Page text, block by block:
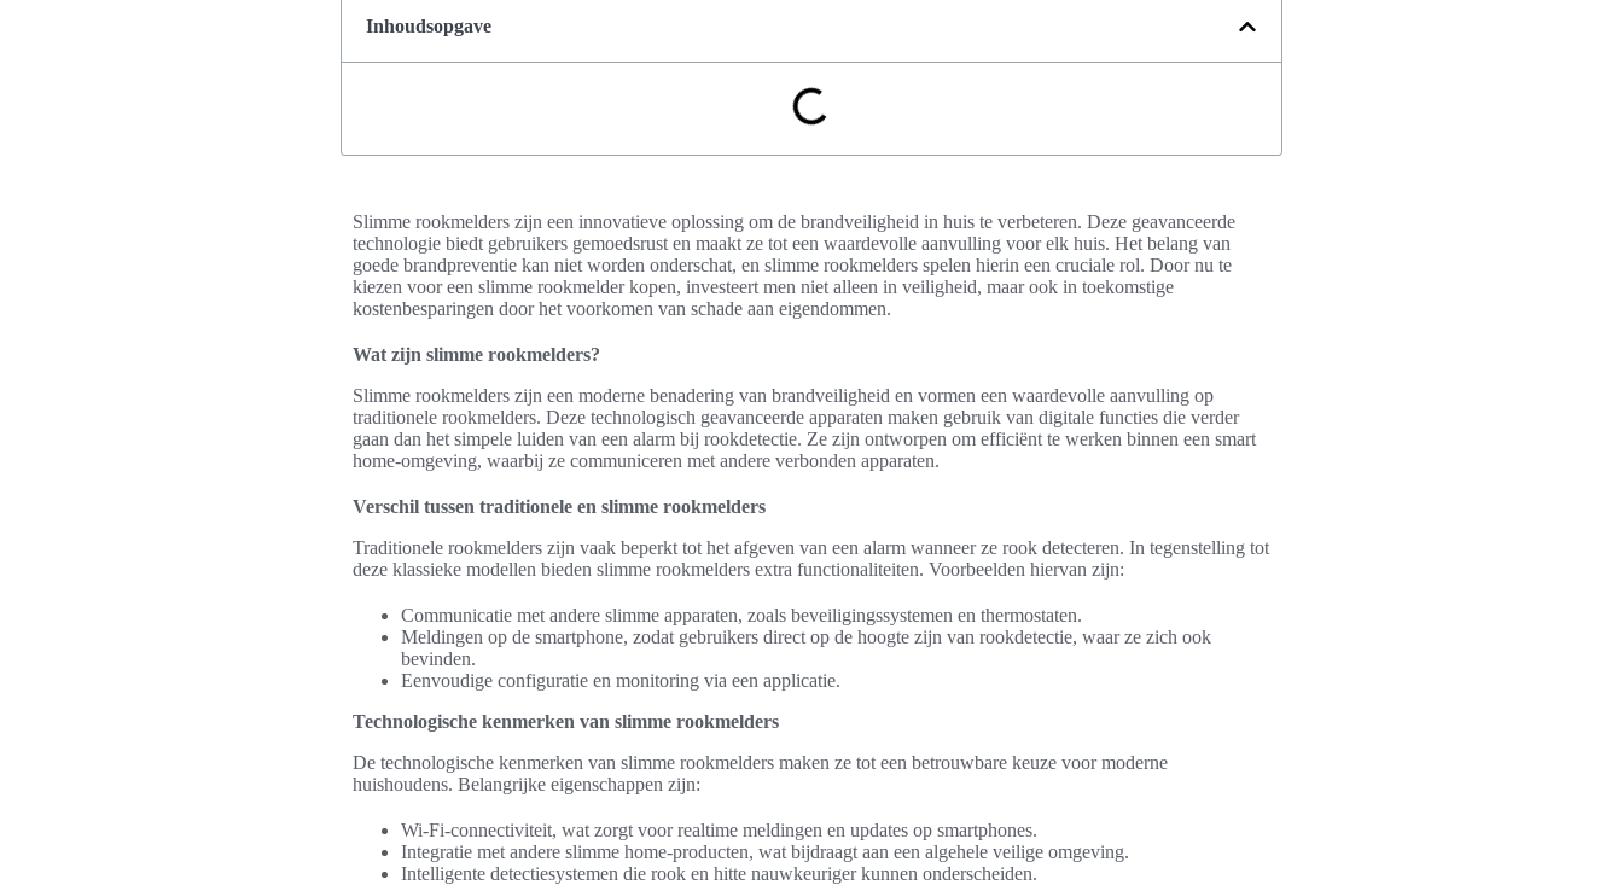
Inhoudsopgave
Slimme rookmelders zijn een innovatieve oplossing om de brandveiligheid in huis te verbeteren. Deze geavanceerde
technologie biedt gebruikers gemoedsrust en maakt ze tot een waardevolle aanvulling voor elk huis. Het belang van
goede brandpreventie kan niet worden onderschat, en slimme rookmelders spelen hierin een cruciale rol. Door nu te
kiezen voor een slimme rookmelder kopen, investeert men niet alleen in veiligheid, maar ook in toekomstige
kostenbesparingen door het voorkomen van schade aan eigendommen.
Wat zijn slimme rookmelders?
Slimme rookmelders zijn een moderne benadering van brandveiligheid en vormen een waardevolle aanvulling op
traditionele rookmelders. Deze technologisch geavanceerde apparaten maken gebruik van digitale functies die verder
gaan dan het simpele luiden van een alarm bij rookdetectie. Ze zijn ontworpen om efficiënt te werken binnen een smart
home-omgeving, waarbij ze communiceren met andere verbonden apparaten.
Verschil tussen traditionele en slimme rookmelders
Traditionele rookmelders zijn vaak beperkt tot het afgeven van een alarm wanneer ze rook detecteren. In tegenstelling tot
deze klassieke modellen bieden slimme rookmelders extra functionaliteiten. Voorbeelden hiervan zijn:
Communicatie met andere slimme apparaten, zoals beveiligingssystemen en thermostaten.
Meldingen op de smartphone, zodat gebruikers direct op de hoogte zijn van rookdetectie, waar ze zich ook
bevinden.
Eenvoudige configuratie en monitoring via een applicatie.
Technologische kenmerken van slimme rookmelders
De technologische kenmerken van slimme rookmelders maken ze tot een betrouwbare keuze voor moderne
huishoudens. Belangrijke eigenschappen zijn:
Wi-Fi-connectiviteit, wat zorgt voor realtime meldingen en updates op smartphones.
Integratie met andere slimme home-producten, wat bijdraagt aan een algehele veilige omgeving.
Intelligente detectiesystemen die rook en hitte nauwkeuriger kunnen onderscheiden.